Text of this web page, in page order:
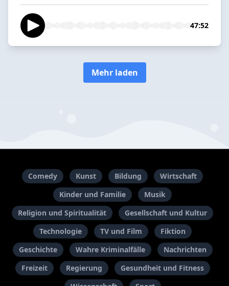
47:52
Mehr laden
Comedy Kunst Bildung
Wirtschaft
Kinder und Familie
Musik
Religion und Spiritualität
Gesellschaft und Kultur
Technologie
TV und Film
Fiktion
Geschichte
Wahre Kriminalfälle
Nachrichten
Freizeit
Regierung
Gesundheit und Fitness